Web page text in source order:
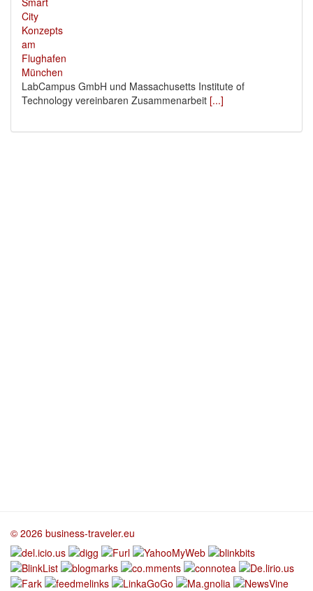
LabCampus GmbH und Massachusetts Institute of
Technology vereinbaren Zusammenarbeit [...]
© 2026 business-traveler.eu